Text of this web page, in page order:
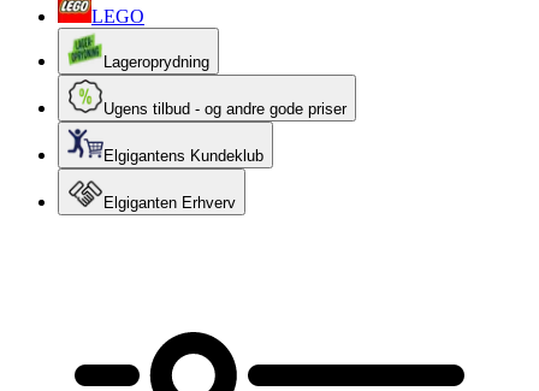
LEGO
Lageroprydning
Ugens tilbud - og andre gode priser
Elgigantens Kundeklub
Elgiganten Erhverv